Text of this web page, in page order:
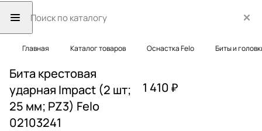
Главная Каталог товаров Оснастка Felo Биты и
Бита крестовая
ударная Impact (2 шт;
25 мм; PZ3) Felo
02103241
1 410 ₽